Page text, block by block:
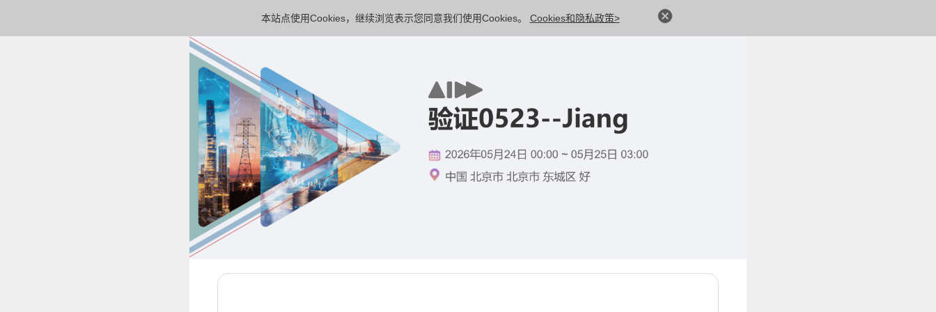
本站点使用Cookies，继续浏览表示您同意我们使用Cookies。 Cookies和隐私政策>